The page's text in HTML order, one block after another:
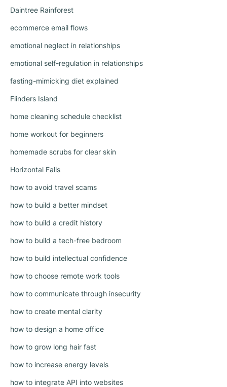
Daintree Rainforest
ecommerce email flows
emotional neglect in relationships
emotional self-regulation in relationships
fasting-mimicking diet explained
Flinders Island
home cleaning schedule checklist
home workout for beginners
homemade scrubs for clear skin
Horizontal Falls
how to avoid travel scams
how to build a better mindset
how to build a credit history
how to build a tech-free bedroom
how to build intellectual confidence
how to choose remote work tools
how to communicate through insecurity
how to create mental clarity
how to design a home office
how to grow long hair fast
how to increase energy levels
how to integrate API into websites